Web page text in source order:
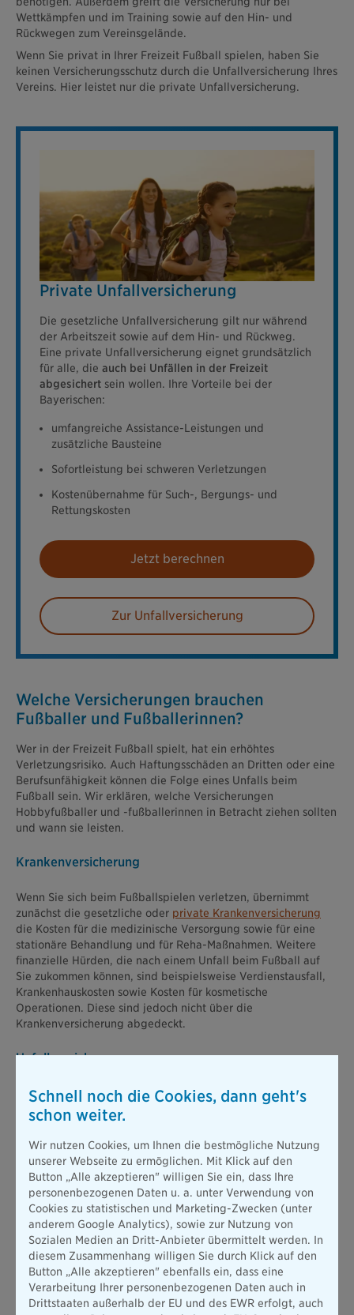
Wettkämpfen und im Training sowie auf den Hin- und
Rückwegen zum Vereinsgelände.
Wenn Sie privat in Ihrer Freizeit Fußball spielen, haben Sie
keinen Versicherungsschutz durch die Unfallversicherung Ihres
Vereins. Hier leistet nur die private Unfallversicherung.
Private Unfallversicherung
Die gesetzliche Unfallversicherung gilt nur während
der Arbeitszeit sowie auf dem Hin- und Rückweg.
Eine private Unfallversicherung eignet grundsätzlich
für alle, die auch bei Unfällen in der Freizeit
abgesichert sein wollen. Ihre Vorteile bei der
Bayerischen:
umfangreiche Assistance-Leistungen und
zusätzliche Bausteine
Sofortleistung bei schweren Verletzungen
Kostenübernahme für Such-, Bergungs- und
Rettungskosten
Jetzt berechnen
Zur Unfallversicherung
Welche Versicherungen brauchen
Fußballer und Fußballerinnen?
Wer in der Freizeit Fußball spielt, hat ein erhöhtes
Verletzungsrisiko. Auch Haftungsschäden an Dritten oder eine
Berufsunfähigkeit können die Folge eines Unfalls beim
Fußball sein. Wir erklären, welche Versicherungen
Hobbyfußballer und -fußballerinnen in Betracht ziehen sollten
und wann sie leisten.
Krankenversicherung
Wenn Sie sich beim Fußballspielen verletzen, übernimmt
zunächst die gesetzliche oder private Krankenversicherung
die Kosten für die medizinische Versorgung sowie für eine
stationäre Behandlung und für Reha-Maßnahmen. Weitere
finanzielle Hürden, die nach einem Unfall beim Fußball auf
Sie zukommen können, sind beispielsweise Verdienstausfall,
Krankenhauskosten sowie Kosten für kosmetische
Operationen. Diese sind jedoch nicht über die
Krankenversicherung abgedeckt.
Unfallversicherung
Wenn Sie sich beim Fußballspielen im Rahmen eines
Firmenevents
verletzen, springt grundsätzlich die gesetzliche
Unfallversicherung ein. Denn in diesem Fall gilt der Unfall als
Arbeitsunfall während des Betriebssports. Als Mitglied in
einem Fußballverein sind Sie während des Trainings oder bei
Wettkämpfen in der Regel über die Unfallversicherung Ihres
Vereins versichert. Allerdings kann der Verscherungsschutz
hierbei stark variieren.
Wenn Sie dagegen privat trainieren oder sichin der Freizeit
zum Fußballspielauf dem Sportplatz verabreden und sich
dann verletzen, handelt es sich weder um einen Arbeitsunfall
noch übernimmt die Unfallversicherung Ihres Vereins die
Folgekosten. Hier kann nur eineprivate Unfallversicherung
Schutz bieten.
Schnell noch die Cookies, dann geht's
schon weiter.
Wir nutzen Cookies, um Ihnen die bestmögliche Nutzung
unserer Webseite zu ermöglichen. Mit Klick auf den
Button „Alle akzeptieren" willigen Sie ein, dass Ihre
personenbezogenen Daten u. a. unter Verwendung von
Cookies zu statistischen und Marketing-Zwecken (unter
anderem Google Analytics), sowie zur Nutzung von
Sozialen Medien an Dritt-Anbieter übermittelt werden. In
diesem Zusammenhang willigen Sie durch Klick auf den
Button „Alle akzeptieren" ebenfalls ein, dass eine
Verarbeitung Ihrer personenbezogenen Daten auch in
Drittstaaten außerhalb der EU und des EWR erfolgt, auch